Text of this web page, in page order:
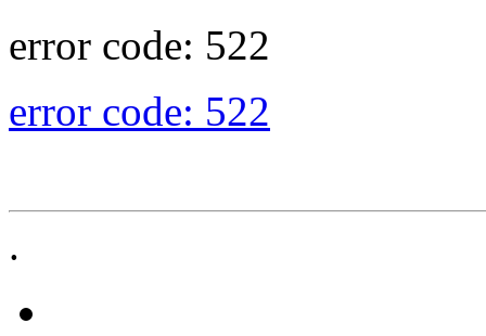
error code: 522
error code: 522
.